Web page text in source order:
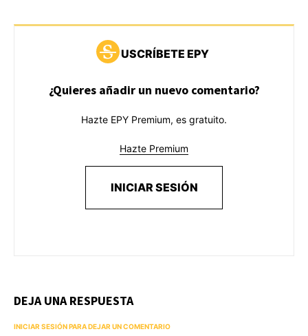
USCRÍBETE EPY
¿Quieres añadir un nuevo comentario?
Hazte EPY Premium, es gratuito.
Hazte Premium
INICIAR SESIÓN
DEJA UNA RESPUESTA
INICIAR SESIÓN PARA DEJAR UN COMENTARIO